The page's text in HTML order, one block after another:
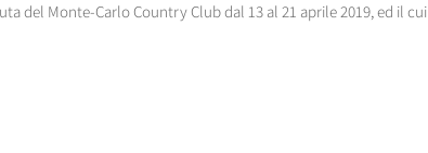
del Monte-Carlo Country Club dal 13 al 21 aprile 2019, ed il cui